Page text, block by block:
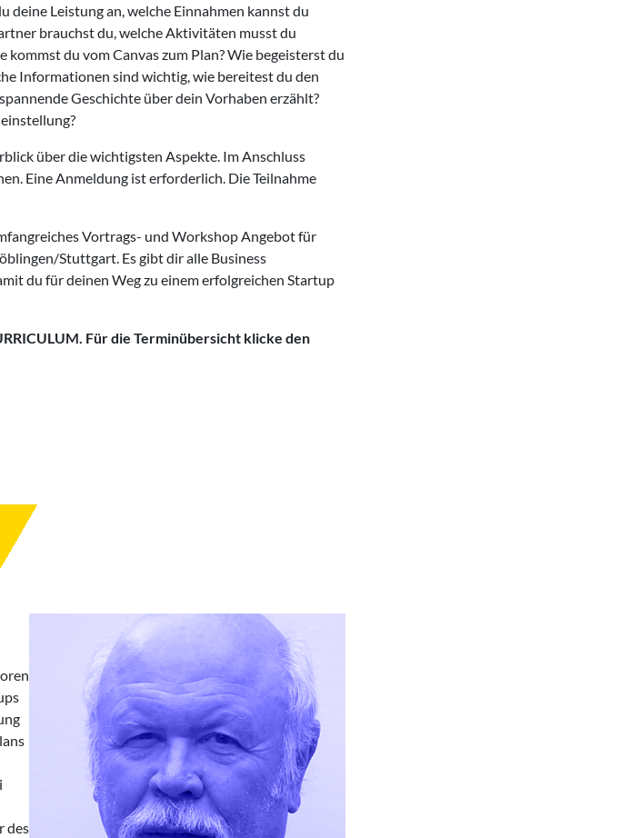
deine Leistung an, welche Einnahmen kannst du
brauchst du, welche Aktivitäten musst du
du vom Canvas zum Plan? Wie begeisterst du
Informationen sind wichtig, wie bereitest du den
Geschichte über dein Vorhaben erzählt?
über die wichtigsten Aspekte. Im Anschluss
Eine Anmeldung ist erforderlich. Die Teilnahme
Vortrags- und Workshop Angebot für
Stuttgart. Es gibt dir alle Business
du für deinen Weg zu einem erfolgreichen Startup
Für die Terminübersicht klicke den
des